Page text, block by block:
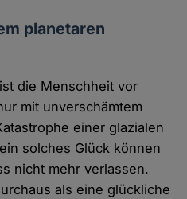
planetaren
die Menschheit vor
mit unverschämtem
einer glazialen
solches Glück können
nicht mehr verlassen.
als eine glückliche